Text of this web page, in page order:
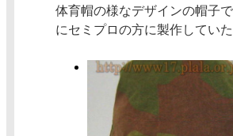
体育帽の様なデザインの帽子
にセミプロの方に製作していた